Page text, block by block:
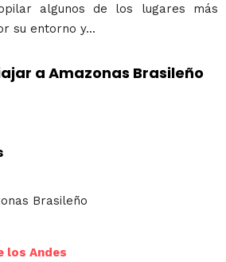
algunos de los lugares más
su entorno y...
a Amazonas Brasileño
Brasileño
los Andes